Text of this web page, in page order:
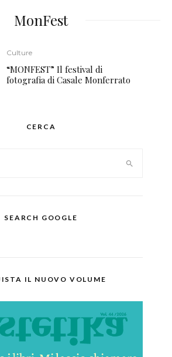
MonFest
Culture
“MONFEST” Il festival di
fotografia di Casale Monferrato
CERCA
SEARCH GOOGLE
IL NUOVO VOLUME